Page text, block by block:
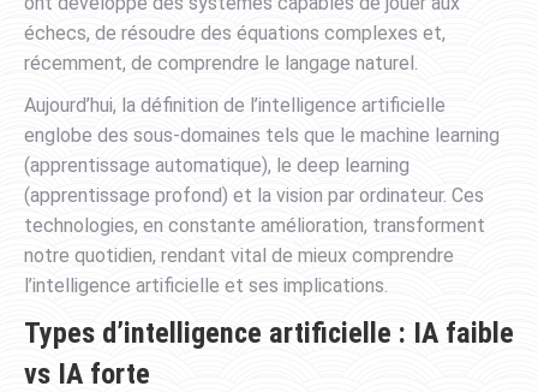
échecs, de résoudre des équations complexes et,
récemment, de comprendre le langage naturel.
Aujourd’hui, la définition de l’intelligence artificielle
englobe des sous-domaines tels que le machine learning
(apprentissage automatique), le deep learning
(apprentissage profond) et la vision par ordinateur. Ces
technologies, en constante amélioration, transforment
notre quotidien, rendant vital de mieux comprendre
l’intelligence artificielle et ses implications.
Types d’intelligence artificielle : IA faible
vs IA forte